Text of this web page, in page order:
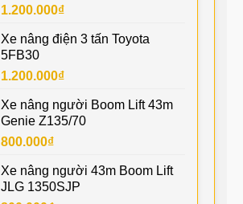
1.200.000₫
Xe nâng điện 3 tấn Toyota
5FB30
1.200.000₫
Xe nâng người Boom Lift 43m
Genie Z135/70
800.000₫
Xe nâng người 43m Boom Lift
JLG 1350SJP